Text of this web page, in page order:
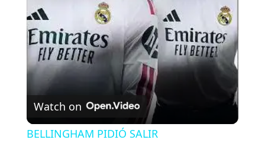
a
y
V
i
Watch on
BELLINGHAM PIDIÓ SALIR